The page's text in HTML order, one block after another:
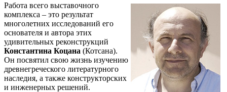
Работа всего выставочного
комплекса – это результат
многолетних исследований его
основателя и автора этих
удивительных реконструкций
Константина Коцана (Котсана).
Он посвятил свою жизнь изучению
древнегреческого литературного
наследия, а также конструкторских
и инженерных решений.